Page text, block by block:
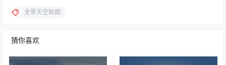
全景天空贴图
猜你喜欢